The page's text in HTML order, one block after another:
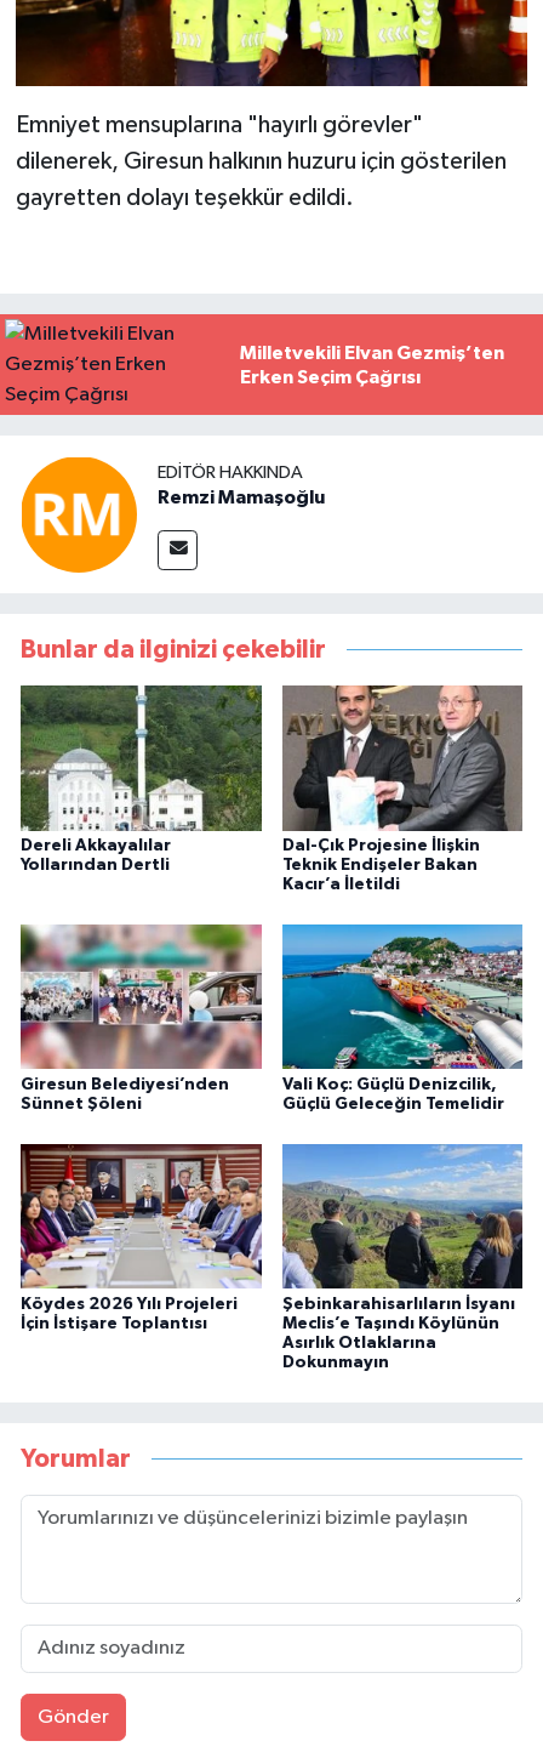
Emniyet mensuplarına "hayırlı görevler"
dilenerek, Giresun halkının huzuru için gösterilen
gayretten dolayı teşekkür edildi.
Milletvekili Elvan Gezmiş’ten
Erken Seçim Çağrısı
EDITÖR HAKKINDA
Remzi Mamaşoğlu
Bunlar da ilginizi çekebilir
Dereli Akkayalılar
Yollarından Dertli
Dal-Çık Projesine İlişkin
Teknik Endişeler Bakan
Kacır’a İletildi
Giresun Belediyesi’nden
Sünnet Şöleni
Vali Koç: Güçlü Denizcilik,
Güçlü Geleceğin Temelidir
Köydes 2026 Yılı Projeleri
İçin İstişare Toplantısı
Şebinkarahisarlıların İsyanı
Meclis’e Taşındı Köylünün
Asırlık Otlaklarına
Dokunmayın
Yorumlar
Gönder